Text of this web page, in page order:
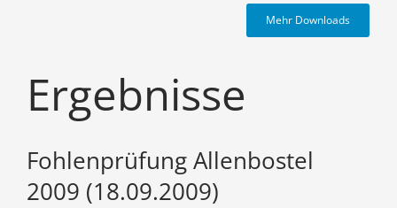
Mehr Downloads
Ergebnisse
Fohlenprüfung Allenbostel
2009 (18.09.2009)